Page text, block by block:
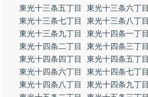
東光十三条五丁目
東光十三条六丁目
東光十三条七丁目
東光十三条八丁目
東光十三条九丁目
東光十四条一丁目
東光十四条二丁目
東光十四条三丁目
東光十四条四丁目
東光十四条五丁目
東光十四条六丁目
東光十四条七丁目
東光十四条八丁目
東光十四条九丁目